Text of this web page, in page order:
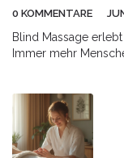
0 KOMMENTARE
Blind Massage
Immer mehr
besonderen Ruf
worauf du achten
ehrliche Tipps und
interessieren. So